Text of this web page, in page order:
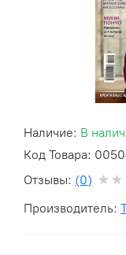
Наличие: В
Код Товара:
Отзывы: (0)
Производитель: